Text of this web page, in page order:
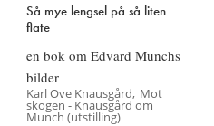
Så mye lengsel på så liten
flate
en bok om Edvard Munchs
bilder
Karl Ove Knausgård Mot
skogen - Knausgård om
Munch (utstilling)